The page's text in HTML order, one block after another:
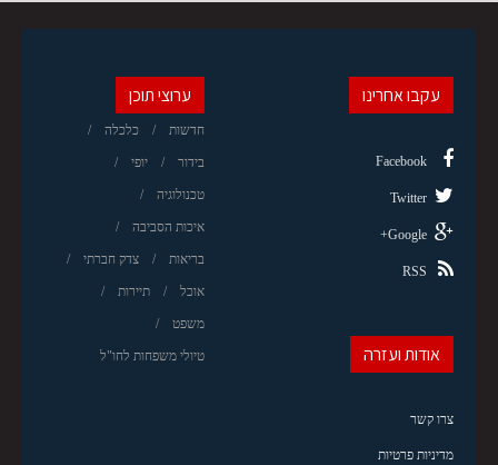
ערוצי תוכן
חדשות כלכלה
בידור יופי
טכנולוגיה
איכות הסביבה
בריאות צדק חברתי
אוכל תיירות
משפט
טיולי משפחות לחו"ל
עקבו אחרינו
Facebook
Twitter
Google+
RSS
אודות ועזרה
צרו קשר
מדיניות פרטיות